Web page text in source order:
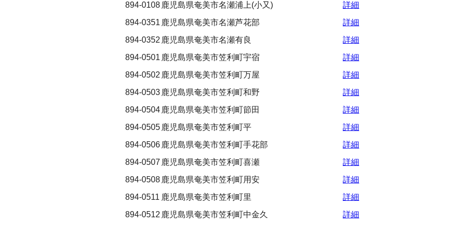
894-0108 鹿児島県奄美市名瀬浦上(小又)
詳細
894-0351 鹿児島県奄美市名瀬芦花部
詳細
894-0352 鹿児島県奄美市名瀬有良
詳細
894-0501 鹿児島県奄美市笠利町宇宿
詳細
894-0502 鹿児島県奄美市笠利町万屋
詳細
894-0503 鹿児島県奄美市笠利町和野
詳細
894-0504 鹿児島県奄美市笠利町節田
詳細
894-0505 鹿児島県奄美市笠利町平
詳細
894-0506 鹿児島県奄美市笠利町手花部
詳細
894-0507 鹿児島県奄美市笠利町喜瀬
詳細
894-0508 鹿児島県奄美市笠利町用安
詳細
894-0511 鹿児島県奄美市笠利町里
詳細
894-0512 鹿児島県奄美市笠利町中金久
詳細